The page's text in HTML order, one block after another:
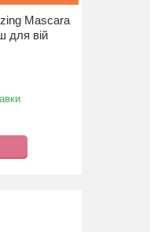
Mascara
для вій